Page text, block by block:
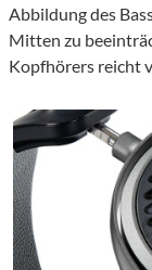
Abbildung des
Mitten zu
Kopfhörers reicht